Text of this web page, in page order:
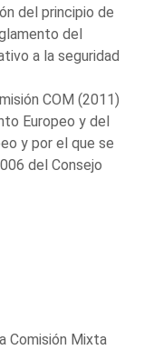
del principio de
del
a la seguridad
COM (2011)
Europeo y del
y por el que se
del Consejo
Comisión Mixta